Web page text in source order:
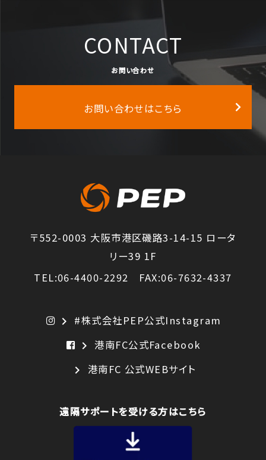
CONTACT
お問い合わせ
お問い合わせはこちら
〒552-0003 大阪市港区磯路3-14-15 ロータ
リー39 1F
TEL:06-4400-2292 FAX:06-7632-4337
chevron_right #株式会社PEP公式Instagram
chevron_right 港南FC公式Facebook
chevron_right 港南FC 公式WEBサイト
遠隔サポートを受ける方はこちら